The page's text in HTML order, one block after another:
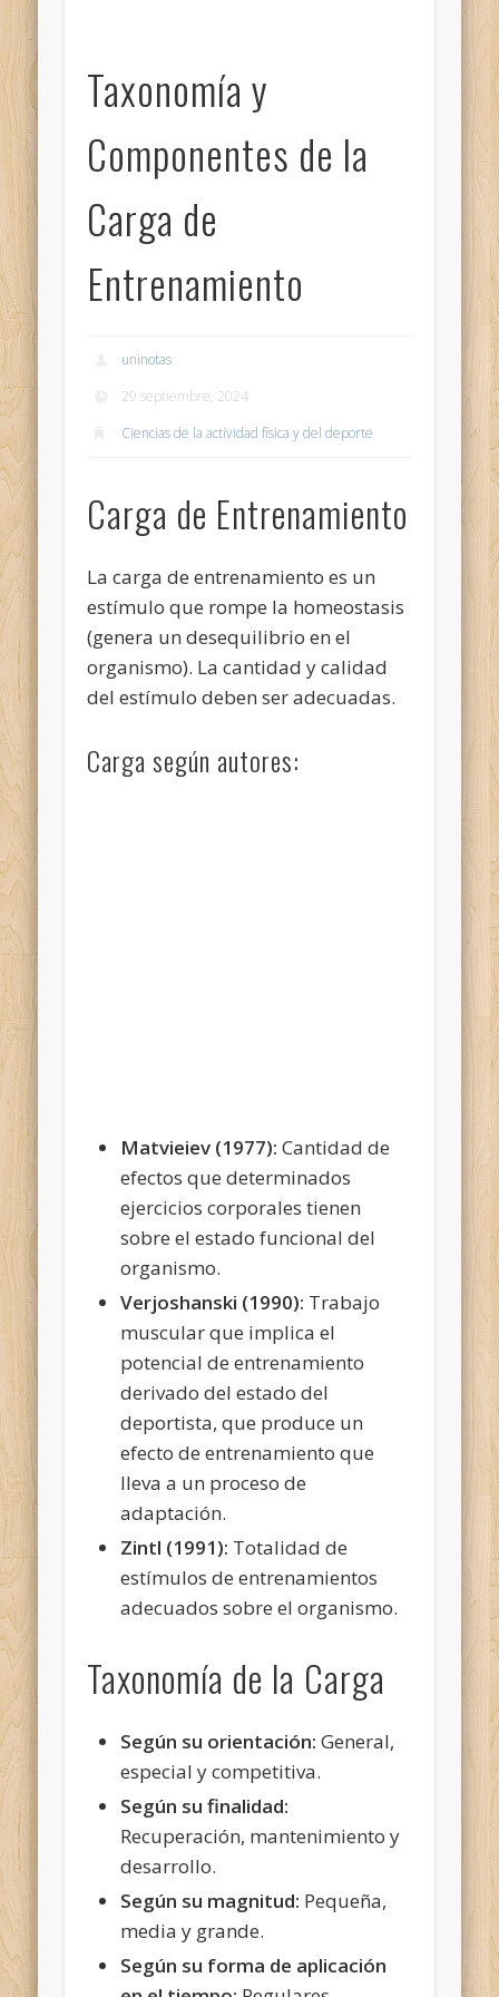
Taxonomía y
Componentes de la
Carga de
Entrenamiento
uninotas
29 septiembre, 2024
Ciencias de la actividad física y del deporte
Carga de Entrenamiento
La carga de entrenamiento es un
estímulo que rompe la homeostasis
(genera un desequilibrio en el
organismo). La cantidad y calidad
del estímulo deben ser adecuadas.
Carga según autores:
Matvieiev (1977): Cantidad de
efectos que determinados
ejercicios corporales tienen
sobre el estado funcional del
organismo.
Verjoshanski (1990): Trabajo
muscular que implica el
potencial de entrenamiento
derivado del estado del
deportista, que produce un
efecto de entrenamiento que
lleva a un proceso de
adaptación.
Zintl (1991): Totalidad de
estímulos de entrenamientos
adecuados sobre el organismo.
Taxonomía de la Carga
Según su orientación: General,
especial y competitiva.
Según su finalidad:
Recuperación, mantenimiento y
desarrollo.
Según su magnitud: Pequeña,
media y grande.
Según su forma de aplicación